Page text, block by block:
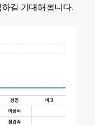
길 기대해봅니다.